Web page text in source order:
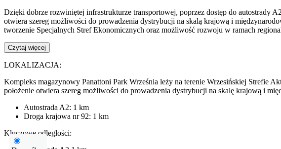
Dzięki dobrze rozwiniętej infrastrukturze transportowej, poprzez dostęp do
otwiera szereg możliwości do prowadzenia dystrybucji na skalą krajową i
tworzenie Specjalnych Stref Ekonomicznych oraz możliwość rozwoju w ramach
Czytaj więcej
LOKALIZACJA:
Kompleks magazynowy Panattoni Park Września leży na terenie Wrzesińskiej Strefie
położenie otwiera szereg możliwości do prowadzenia dystrybucji na skalę krajową i
Autostrada A2: 1 km
Droga krajowa nr 92: 1 km
Kluczowe odległości: